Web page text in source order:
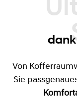
Von
Sie